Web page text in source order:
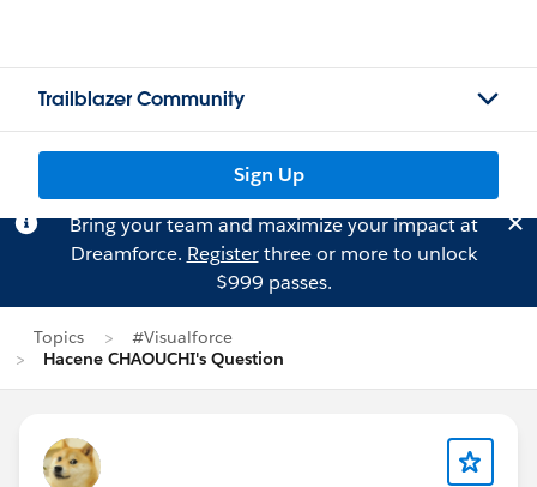
Trailblazer Community
Sign Up
Bring your team and maximize your impact at
Dreamforce. Registerthree or more to unlock
$999 passes.
Topics
#Visualforce
Hacene CHAOUCHI's Question